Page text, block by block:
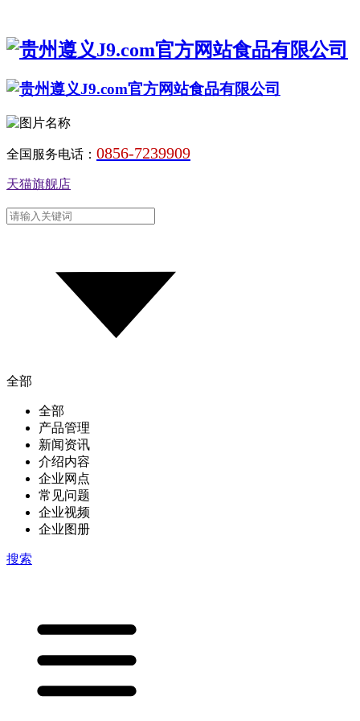
全国服务电话： 0856-7239909
天猫旗舰店
全部
全部
产品管理
新闻资讯
介绍内容
企业网点
常见问题
企业视频
企业图册
搜索